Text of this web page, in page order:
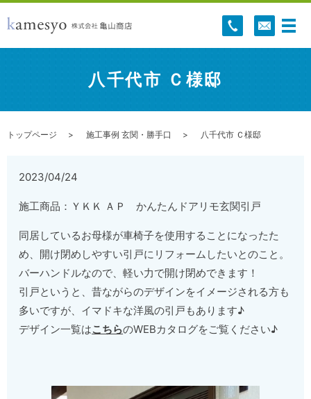
八千代市 Ｃ様邸
トップページ 施工事例 玄関・勝手口 八千代市 Ｃ様邸
2023/04/24
施工商品：ＹＫＫ ＡＰ かんたんドアリモ玄関引戸
同居しているお母様が車椅子を使用することになったた
め、開け閉めしやすい引戸にリフォームしたいとのこと。
バーハンドルなので、軽い力で開け閉めできます！
引戸というと、昔ながらのデザインをイメージされる方も
多いですが、イマドキな洋風の引戸もあります♪
デザイン一覧はこちらのWEBカタログをご覧ください♪